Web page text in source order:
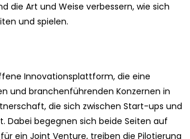
Art und Weise verbessern, wie sich
und spielen.
Innovationsplattform, die eine
und branchenführenden Konzernen in
die sich zwischen Start-ups und
Dabei begegnen sich beide Seiten auf
ein Joint Venture, treiben die Pilotierung